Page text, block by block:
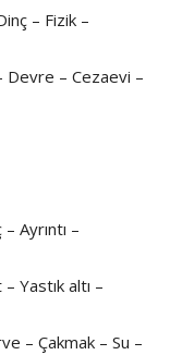
– Fizik –
Devre – Cezaevi –
Ayrıntı –
Yastık altı –
– Çakmak – Su –